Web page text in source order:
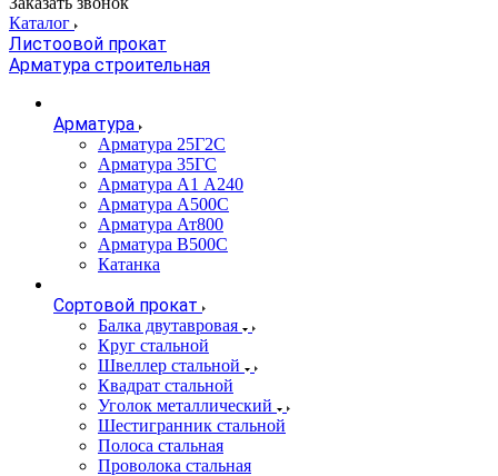
Каталог
Листоовой прокат
Арматура строительная
Арматура
Арматура 25Г2С
Арматура 35ГС
Арматура А1 А240
Арматура А500С
Арматура Ат800
Арматура В500С
Катанка
Сортовой прокат
Балка двутавровая
Круг стальной
Швеллер стальной
Квадрат стальной
Уголок металлический
Шестигранник стальной
Полоса стальная
Проволока стальная